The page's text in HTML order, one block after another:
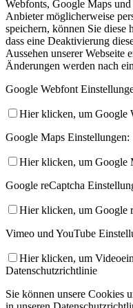
Webfonts, Google Maps
Anbieter möglicherweise
speichern, können Sie diese
dass eine Deaktivierung
Aussehen unserer Webseite
Änderungen werden nach
Google Webfont
Hier klicken, um Google
Google Maps Einstellungen:
Hier klicken, um Google
Google reCaptcha
Hier klicken, um Google
Vimeo und YouTube
Hier klicken, um
Datenschutzrichtlinie
Sie können unsere Cookies